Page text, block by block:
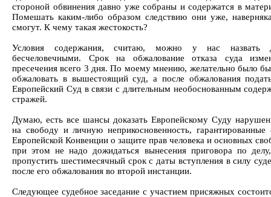
стороной обвинения давно уже собраны и содержатся в
Помешать каким-либо образом следствию они уже,
смогут. К чему такая жестокость?
Условия содержания, считаю, можно у нас назвать
бесчеловечными. Срок на обжалование отказа суда
пресечения всего 3 дня. По моему мнению, желательно было бы
обжаловать в вышестоящий суд, а после обжалования
Европейский Суд в связи с длительным необоснованным
стражей.
Думаю, есть все шансы доказать Европейскому Суду
на свободу и личную неприкосновенность, гарантированные
Европейской Конвенции о защите прав человека и основных
при этом не надо дожидаться вынесения приговора по
пропустить шестимесячный срок с даты вступления в силу
после его обжалования во второй инстанции.
Следующее судебное заседание с участием присяжных